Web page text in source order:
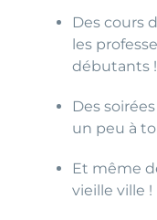
Des cours
les
débutants
Des
un peu à
Et même
vieille ville !